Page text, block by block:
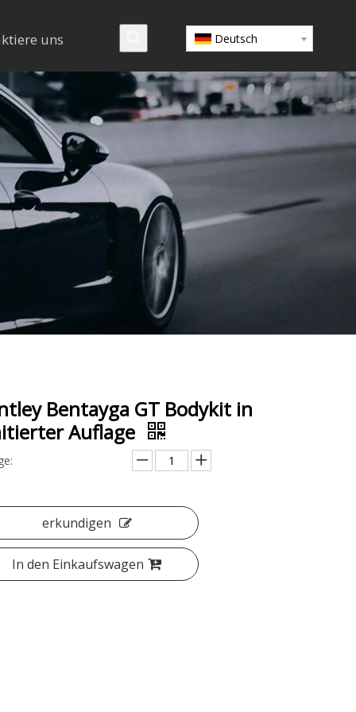
uns Deutsch
Bentayga GT Bodykit in
Auflage
erkundigen
In den Einkaufswagen